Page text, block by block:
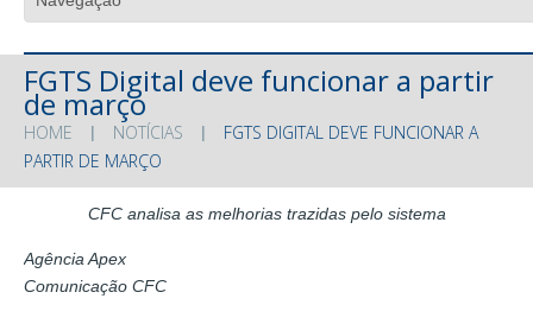
FGTS Digital deve funcionar a partir
de março
HOME NOTÍCIAS
FGTS DIGITAL DEVE FUNCIONAR A
PARTIR DE MARÇO
CFC analisa as melhorias trazidas pelo sistema
Agência Apex
Comunicação CFC